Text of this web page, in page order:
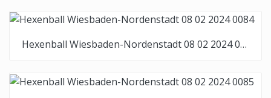
Hexenball Wiesbaden-Nordenstadt 08 02 2024 0084